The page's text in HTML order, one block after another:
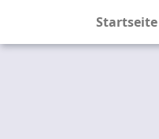
Startseite